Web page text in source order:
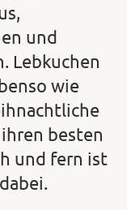
und
Lebkuchen
wie
besten
und fern ist